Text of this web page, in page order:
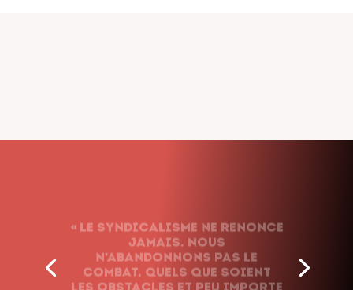
jamais. Nous
n’abandonnons pas le
combat, quels que soient
les obstacles et peu importe